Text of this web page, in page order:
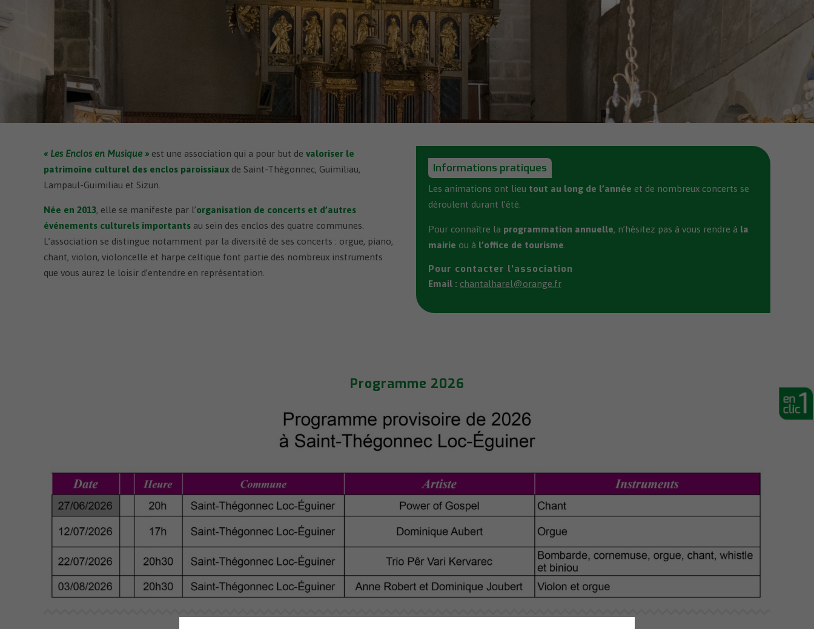
Enquêtes publiques
Concertation publique ZAEnR
Papiers d’identité
Permis de conduire – Carte
grise
Travaux et permis de construire
Territoire zéro chômeur de
Le Buzuk
Jumelage avec Mielec (Pologne)
Médiathèque Ti Lutig
« Les Enclos en Musique » est une association qui a pour but de valoriser le
patrimoine culturel des enclos paroissiaux de Saint-Thégonnec, Guimiliau,
Lampaul-Guimiliau et Sizun.
Née en 2013, elle se manifeste par l’organisation de concerts et d’autres
événements culturels importants au sein des enclos des quatre communes.
L’association se distingue notamment par la diversité de ses concerts : orgue, piano,
chant, violon, violoncelle et harpe celtique font partie des nombreux instruments
que vous aurez le loisir d’entendre en représentation.
Informations pratiques
Les animations ont lieu tout au long de l’année et de nombreux concerts se
déroulent durant l’été.
Pour connaître la programmation annuelle, n’hésitez pas à vous rendre à la
mairie ou à l’office de tourisme
Pour contacter l’association
Email : chantalharel@orange.fr
Programme 2026